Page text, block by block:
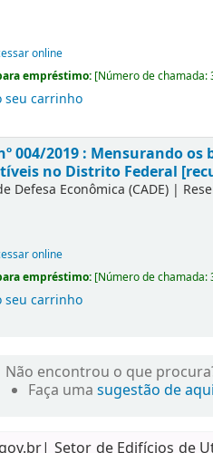
online
empréstimo: [Número de chamada:
seu carrinho
004/2019 : Mensurando
no Distrito Federal
Defesa Econômica (CADE) |
online
empréstimo: [Número de chamada:
seu carrinho
Não encontrou o que
Faça uma sugestão de